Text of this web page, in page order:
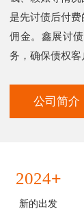
是先讨债后付
佣金。鑫展讨
务，确保债权客
公司简介
2024+
新的出发